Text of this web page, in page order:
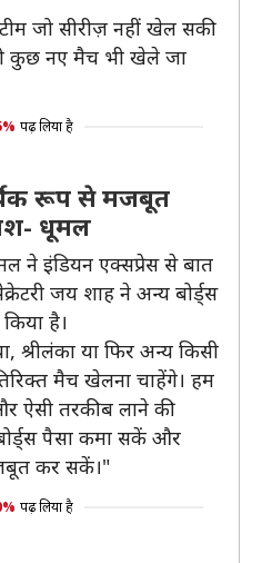
जो सीरीज़ नहीं खेल सकी
कुछ नए मैच भी खेले जा
पढ़ लिया है
रूप से मजबूत
धूमल
ने इंडियन एक्सप्रेस से बात
जय शाह ने अन्य बोर्ड्स
है।
श्रीलंका या फिर अन्य किसी
मैच खेलना चाहेंगे। हम
ऐसी तरकीब लाने की
पैसा कमा सकें और
कर सकें।"
पढ़ लिया है